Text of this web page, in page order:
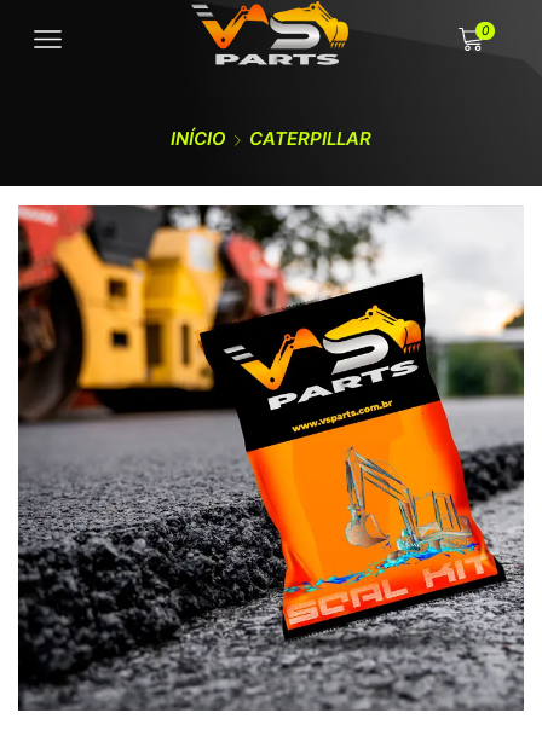
0
INÍCIO CATERPILLAR